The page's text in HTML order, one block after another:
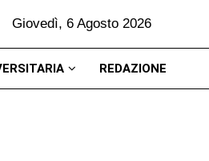
Giovedì, 6 Agosto 2026
REDAZIONE